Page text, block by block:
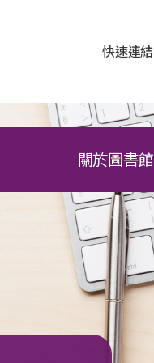
快速連結
關於圖書館